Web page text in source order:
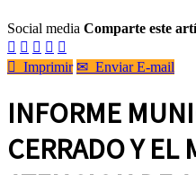
Social media Comparte este
    
 Imprimir ✉ Enviar E-mail
INFORME
CERRADO Y EL